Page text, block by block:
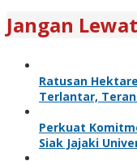
Jangan
Ratusan
Terlantar,
Perkuat
Siak Jajaki